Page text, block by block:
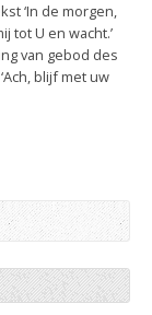
‘In de morgen,
tot U en wacht.’
van gebod des
blijf met uw